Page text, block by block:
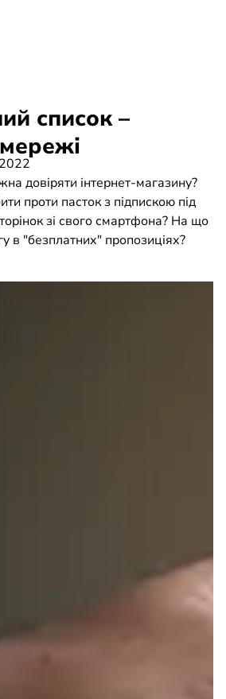
список –
довіряти інтернет-магазину?
проти пасток з підпискою під
зі свого смартфона? На що
в "безплатних" пропозиціях?